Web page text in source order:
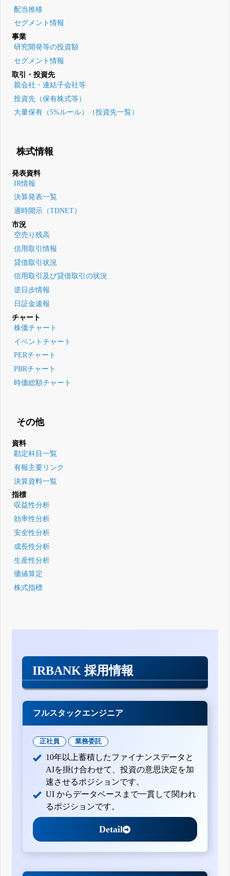
配当推移
セグメント情報
事業
研究開発等の投資額
セグメント情報
取引・投資先
親会社・連結子会社等
投資先（保有株式等）
大量保有（5%ルール）（投資先一覧）
株式情報
発表資料
IR情報
決算発表一覧
適時開示（TDNET）
市況
空売り残高
信用取引情報
貸借取引状況
信用取引及び貸借取引の状況
逆日歩情報
日証金速報
チャート
株価チャート
イベントチャート
PERチャート
PBRチャート
時価総額チャート
その他
資料
勘定科目一覧
有報主要リンク
決算資料一覧
指標
収益性分析
効率性分析
安全性分析
成長性分析
生産性分析
価値算定
株式指標
IRBANK 採用情報
フルスタックエンジニア
正社員 業務委託
10年以上蓄積したファイナンスデータと
AIを掛け合わせて、投資の意思決定を加
速させるポジションです。
UI からデータベースまで一貫して関われ
るポジションです。
Detail